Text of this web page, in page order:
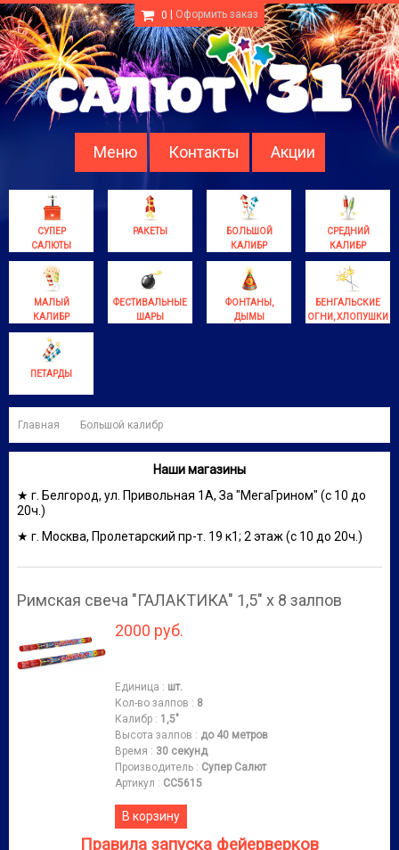
0 Оформить заказ
Меню Контакты Акции
СУПЕР
САЛЮТЫ
РАКЕТЫ
БОЛЬШОЙ
КАЛИБР
СРЕДНИЙ
КАЛИБР
МАЛЫЙ
КАЛИБР
ФЕСТИВАЛЬНЫЕ
ШАРЫ
ФОНТАНЫ,
ДЫМЫ
БЕНГАЛЬСКИЕ
ОГНИ, ХЛОПУШКИ
ПЕТАРДЫ
Главная Большой калибр
Наши магазины
★ г. Белгород, ул. Привольная 1А, За "МегаГрином" (с 10 до
20ч.)
★ г. Москва, Пролетарский пр-т. 19 к1; 2 этаж (с 10 до 20ч.)
Римская свеча "ГАЛАКТИКА" 1,5" х 8 залпов
2000 руб.
Единица : шт.
Кол-во залпов : 8
Калибр : 1,5"
Высота залпов : до 40 метров
Время : 30 секунд
Производитель : Супер Салют
Артикул : СС5615
В корзину
Правила запуска фейерверков